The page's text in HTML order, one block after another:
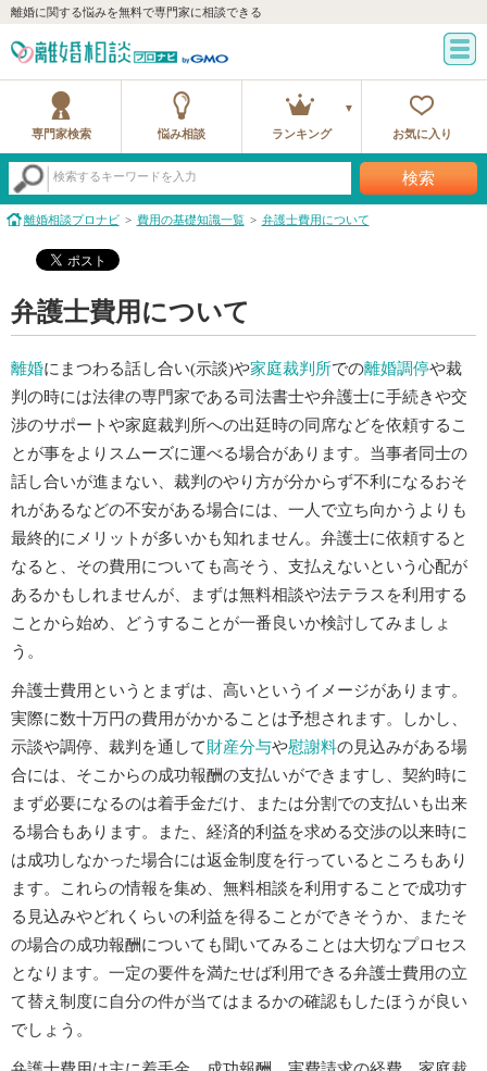
離婚に関する悩みを無料で専門家に相談できる
専門家検索 悩み相談 ランキング お気に入り
検索するキーワードを入力 検索
離婚相談プロナビ 費用の基礎知識一覧 弁護士費用について
弁護士費用について
離婚にまつわる話し合い(示談)や家庭裁判所での離婚調停や裁
判の時には法律の専門家である司法書士や弁護士に手続きや交
渉のサポートや家庭裁判所への出廷時の同席などを依頼するこ
とが事をよりスムーズに運べる場合があります。当事者同士の
話し合いが進まない、裁判のやり方が分からず不利になるおそ
れがあるなどの不安がある場合には、一人で立ち向かうよりも
最終的にメリットが多いかも知れません。弁護士に依頼すると
なると、その費用についても高そう、支払えないという心配が
あるかもしれませんが、まずは無料相談や法テラスを利用する
ことから始め、どうすることが一番良いか検討してみましょ
う。
弁護士費用というとまずは、高いというイメージがあります。
実際に数十万円の費用がかかることは予想されます。しかし、
示談や調停、裁判を通して財産分与や慰謝料の見込みがある場
合には、そこからの成功報酬の支払いができますし、契約時に
まず必要になるのは着手金だけ、または分割での支払いも出来
る場合もあります。また、経済的利益を求める交渉の以来時に
は成功しなかった場合には返金制度を行っているところもあり
ます。これらの情報を集め、無料相談を利用することで成功す
る見込みやどれくらいの利益を得ることができそうか、またそ
の場合の成功報酬についても聞いてみることは大切なプロセス
となります。一定の要件を満たせば利用できる弁護士費用の立
て替え制度に自分の件が当てはまるかの確認もしたほうが良い
でしょう。